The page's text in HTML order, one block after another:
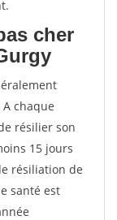
cher
chaque
résilier son
15 jours
résiliation de
santé est